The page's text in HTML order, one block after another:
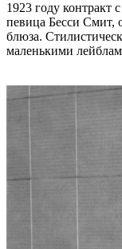
1923 году контракт
певица Бесси Смит,
блюза.
маленькими